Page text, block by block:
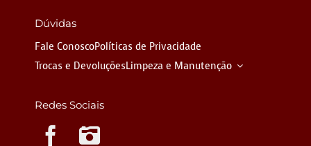
Dúvidas
Fale ConoscoPolíticas de Privacidade
Trocas e DevoluçõesLimpeza e Manutenção
Redes Sociais